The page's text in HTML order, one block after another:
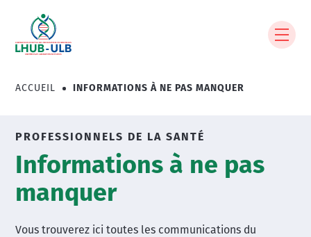
contenu
principal
Fil
ACCUEIL INFORMATIONS À NE PAS MANQUER
PROFESSIONNELS DE LA SANTÉ
Informations à ne pas
manquer
Vous trouverez ici toutes les communications du